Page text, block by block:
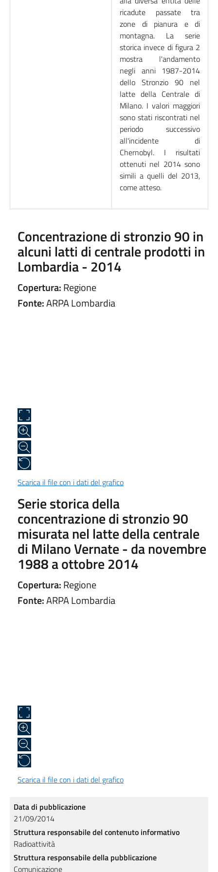
ricadute passate tra
zone di pianura e di
montagna. La serie
storica invece di figura 2
mostra l'andamento
negli anni 1987-2014
dello Stronzio 90 nel
latte della Centrale di
Milano. I valori maggiori
sono stati riscontrati nel
periodo successivo
all'incidente di
Chernobyl. I risultati
ottenuti nel 2014 sono
simili a quelli del 2013,
come atteso.
Concentrazione di stronzio 90 in
alcuni latti di centrale prodotti in
Lombardia - 2014
Copertura:Regione
Fonte:ARPA Lombardia
Scarica il file con i dati del grafico
Serie storica della
concentrazione di stronzio 90
misurata nel latte della centrale
di Milano Vernate - da novembre
1988 a ottobre 2014
Copertura:Regione
Fonte:ARPA Lombardia
Scarica il file con i dati del grafico
Data di pubblicazione
21/09/2014
Struttura responsabile del contenuto informativo
Radioattività
Struttura responsabile della pubblicazione
Comunicazione